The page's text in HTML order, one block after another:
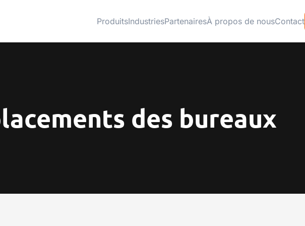
ProduitsIndustriesPartenairesÀ propos de nousContact
des bureaux